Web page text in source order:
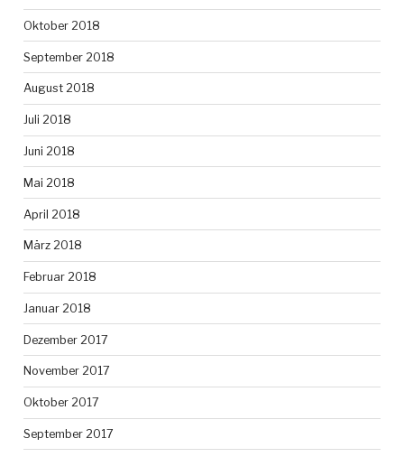
Oktober 2018
September 2018
August 2018
Juli 2018
Juni 2018
Mai 2018
April 2018
März 2018
Februar 2018
Januar 2018
Dezember 2017
November 2017
Oktober 2017
September 2017